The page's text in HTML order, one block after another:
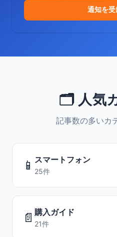
通知を受
🗂️ 人気
記事数の多いカ
📱 スマートフォン
25件
📄 購入ガイド
21件